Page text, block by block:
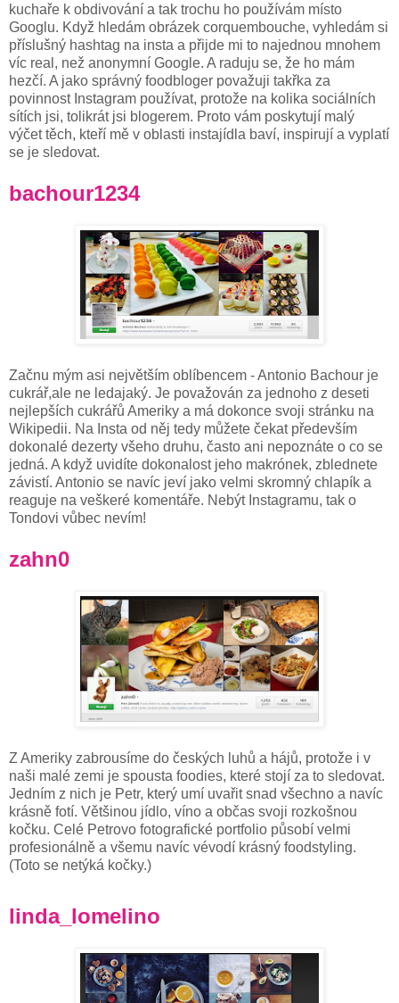
kuchaře k obdivování a tak trochu ho používám místo
Googlu. Když hledám obrázek corquembouche, vyhledám si
příslušný hashtag na insta a přijde mi to najednou mnohem
víc real, než anonymní Google. A raduju se, že ho mám
hezčí. A jako správný foodbloger považuji takřka za
povinnost Instagram používat, protože na kolika sociálních
sítích jsi, tolikrát jsi blogerem. Proto vám poskytují malý
výčet těch, kteří mě v oblasti instajídla baví, inspirují a vyplatí
se je sledovat.
bachour1234
Začnu mým asi největším oblíbencem - Antonio Bachour je
cukrář,ale ne ledajaký. Je považován za jednoho z deseti
nejlepších cukrářů Ameriky a má dokonce svoji stránku na
Wikipedii. Na Insta od něj tedy můžete čekat především
dokonalé dezerty všeho druhu, často ani nepoznáte o co se
jedná. A když uvidíte dokonalost jeho makrónek, zblednete
závistí. Antonio se navíc jeví jako velmi skromný chlapík a
reaguje na veškeré komentáře. Nebýt Instagramu, tak o
Tondovi vůbec nevím!
zahn0
Z Ameriky zabrousíme do českých luhů a hájů, protože i v
naši malé zemi je spousta foodies, které stojí za to sledovat.
Jedním z nich je Petr, který umí uvařit snad všechno a navíc
krásně fotí. Většinou jídlo, víno a občas svoji rozkošnou
kočku. Celé Petrovo fotografické portfolio působí velmi
profesionálně a všemu navíc vévodí krásný foodstyling.
(Toto se netýká kočky.)
linda_lomelino